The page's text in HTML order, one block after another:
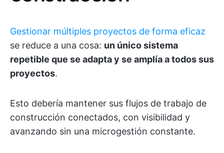
Gestionar múltiples proyectos de forma eficaz
se reduce a una cosa: un único sistema
repetible que se adapta y se amplía a todos sus
proyectos.
Esto debería mantener sus flujos de trabajo de
construcción conectados, con visibilidad y
avanzando sin una microgestión constante.